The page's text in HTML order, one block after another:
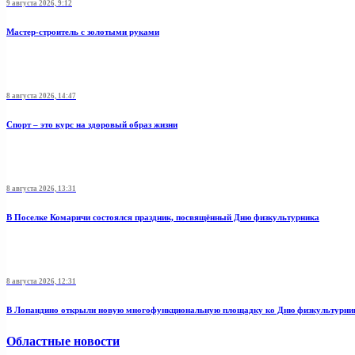
9 августа 2026, 9:12
Мастер-строитель с золотыми руками
8 августа 2026, 14:47
Спорт – это курс на здоровый образ жизни
8 августа 2026, 13:31
В Поселке Комаричи состоялся праздник, посвящённый Дню физкультурника
8 августа 2026, 12:31
В Лопандино открыли новую многофункциональную площадку ко Дню
Областные новости